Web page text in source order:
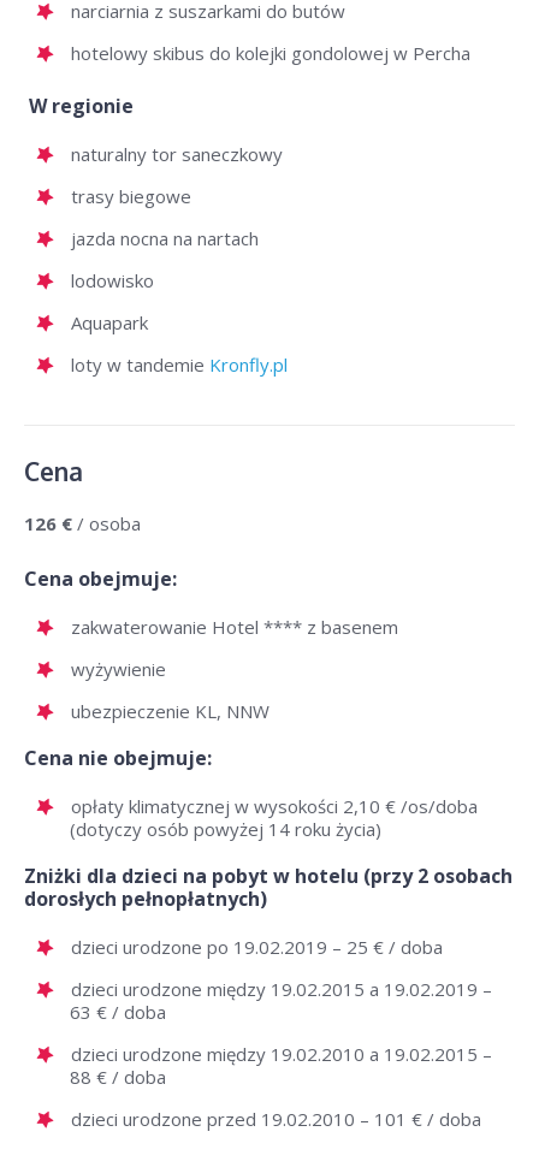
narciarnia z suszarkami do butów
hotelowy skibus do kolejki gondolowej w Percha
W regionie
naturalny tor saneczkowy
trasy biegowe
jazda nocna na nartach
lodowisko
Aquapark
loty w tandemie Kronfly.pl
Cena
126 € / osoba
Cena obejmuje:
zakwaterowanie Hotel **** z basenem
wyżywienie
ubezpieczenie KL, NNW
Cena nie obejmuje:
opłaty klimatycznej w wysokości 2,10 € /os/doba
(dotyczy osób powyżej 14 roku życia)
Zniżki dla dzieci na pobyt w hotelu (przy 2 osobach
dorosłych pełnopłatnych)
dzieci urodzone po 19.02.2019 – 25 € / doba
dzieci urodzone między 19.02.2015 a 19.02.2019 –
63 € / doba
dzieci urodzone między 19.02.2010 a 19.02.2015 –
88 € / doba
dzieci urodzone przed 19.02.2010 – 101 € / doba